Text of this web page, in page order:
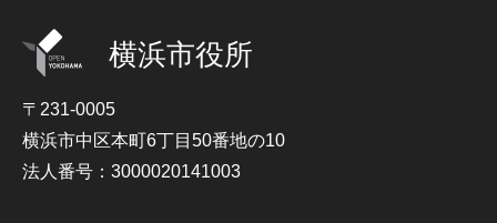
横浜市役所
〒231-0005
横浜市中区本町6丁目50番地の10
法人番号：3000020141003